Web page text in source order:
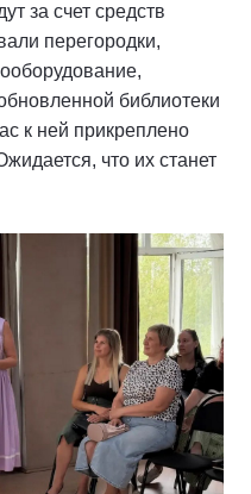
за счет средств
перегородки,
библиотеки
к ней прикреплено
что их станет